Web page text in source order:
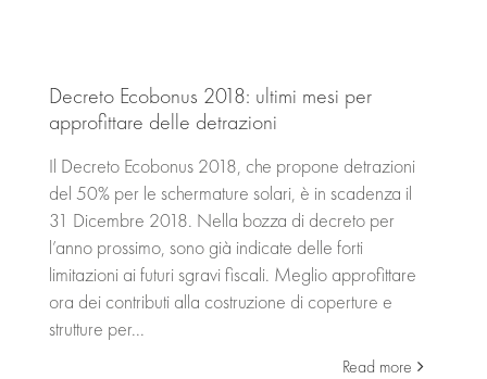
Decreto Ecobonus 2018: ultimi mesi per
approfittare delle detrazioni
Il Decreto Ecobonus 2018, che propone detrazioni
del 50% per le schermature solari, è in scadenza il
31 Dicembre 2018. Nella bozza di decreto per
l’anno prossimo, sono già indicate delle forti
limitazioni ai futuri sgravi fiscali. Meglio approfittare
ora dei contributi alla costruzione di coperture e
strutture per...
Read more